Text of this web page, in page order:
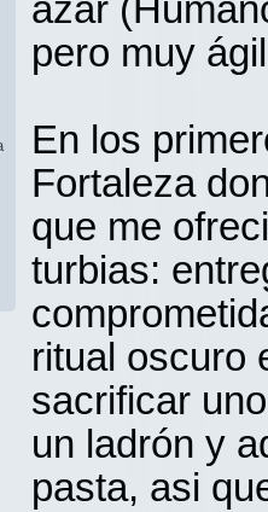
azar
pero muy
En los
Fortaleza
que me
turbias:
ritual oscuro
sacrificar
un ladrón y
pasta, asi